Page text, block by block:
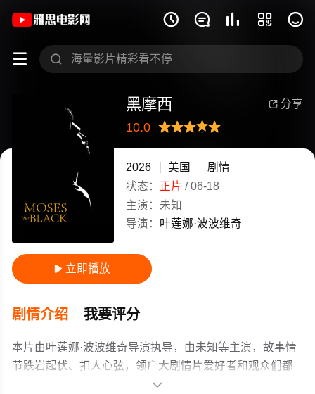
    
 
《黑摩西》(2026)美国英语高清电影免
 分享
黑摩西
10.0
很差 还行推荐
力荐
2026 美国
剧情
状态： 正片 /06-18
主演： 未知
导演： 叶莲娜·波波维奇
 立即播放
剧情介绍 我要评分
本片由叶莲娜·波波维奇导演执导，由未知等主演，故事情
节跌岩起伏、扣人心弦，领广大剧情片爱好者和观众们都
